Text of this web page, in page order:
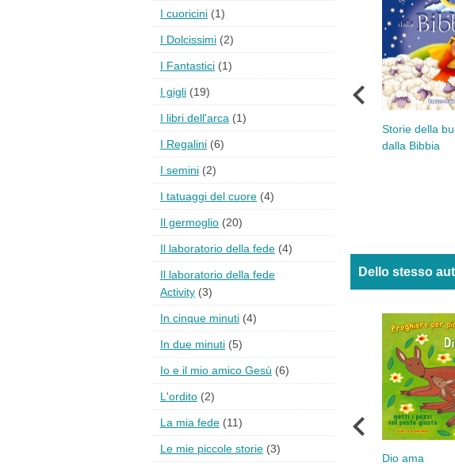
Storie della
dalla Bibbia
Dello stesso
Dio ama
I cuoricini (1)
I Dolcissimi (2)
I Fantastici (1)
I gigli (19)
I libri dell'arca (1)
I Regalini (6)
I semini (2)
I tatuaggi del cuore (4)
Il germoglio (20)
Il laboratorio della fede (4)
Il laboratorio della fede
Activity (3)
In cinque minuti (4)
In due minuti (5)
Io e il mio amico Gesù (6)
L'ordito (2)
La mia fede (11)
Le mie piccole storie (3)